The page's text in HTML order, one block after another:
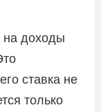
на доходы
ставка не
только